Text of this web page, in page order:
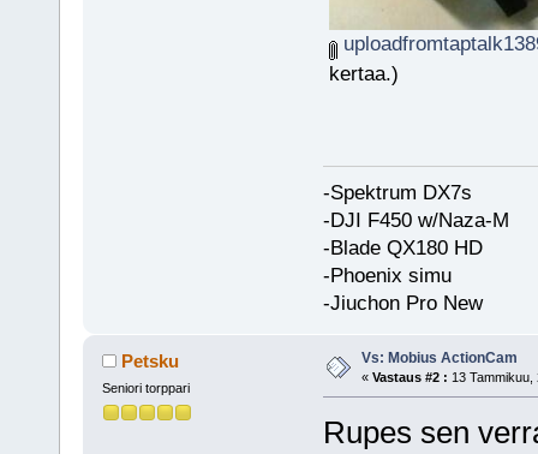
kertaa.)
-Spektrum DX7s
-DJI F450 w/Naza-M
-Blade QX180 HD
-Phoenix simu
-Jiuchon Pro New
Petsku
Seniori torppari
Vs: Mobius ActionCam
« Vastaus #2 : 13 Tammikuu,
Rupes sen